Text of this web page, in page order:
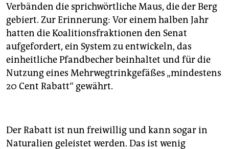
Verbänden die sprichwörtliche Maus, die der Berg
gebiert. Zur Erinnerung: Vor einem halben Jahr
hatten die Koalitionsfraktionen den Senat
aufgefordert, ein System zu entwickeln, das
einheitliche Pfandbecher beinhaltet und für die
Nutzung eines Mehrwegtrinkgefäßes „mindestens
20 Cent Rabatt“ gewährt.
Der Rabatt ist nun freiwillig und kann sogar in
Naturalien geleistet werden. Das ist wenig